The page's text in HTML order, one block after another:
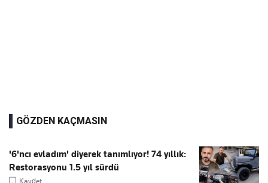
GÖZDEN KAÇMASIN
'6'ncı evladım' diyerek tanımlıyor! 74 yıllık:
Restorasyonu 1.5 yıl sürdü
Kaydet